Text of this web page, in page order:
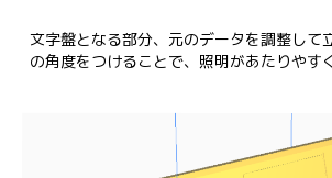
文字盤となる部分、元のデータを調整して
の角度をつけることで、照明があたりやす